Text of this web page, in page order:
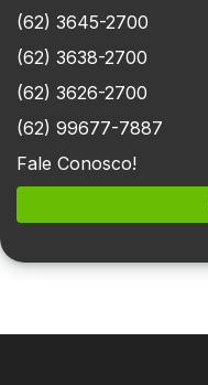
(62) 3645-2700
(62) 3638-2700
(62) 3626-2700
(62) 99677-7887
Fale Conosco!